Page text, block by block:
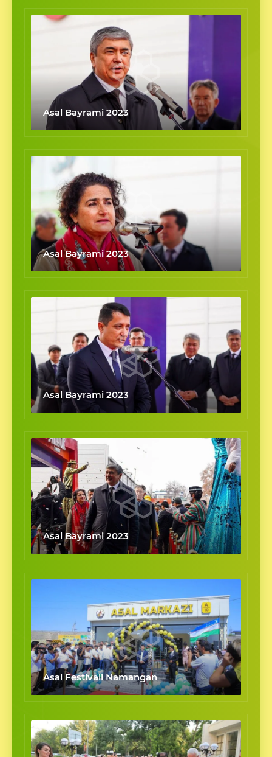
Asal Bayrami 2023
Asal Bayrami 2023
Asal Bayrami 2023
Asal Bayrami 2023
Asal Festivali Namangan